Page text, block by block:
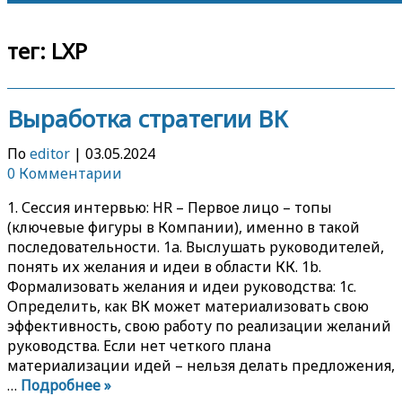
тег: LXP
Выработка стратегии ВК
Поeditor | 03.05.2024
0 Комментарии
1. Сессия интервью: HR – Первое лицо – топы
(ключевые фигуры в Компании), именно в такой
последовательности. 1a. Выслушать руководителей,
понять их желания и идеи в области КК. 1b.
Формализовать желания и идеи руководства: 1c.
Определить, как ВК может материализовать свою
эффективность, свою работу по реализации желаний
руководства. Если нет четкого плана
материализации идей – нельзя делать предложения,
… Подробнее »